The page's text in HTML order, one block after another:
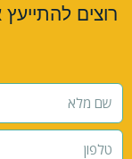
רוצים